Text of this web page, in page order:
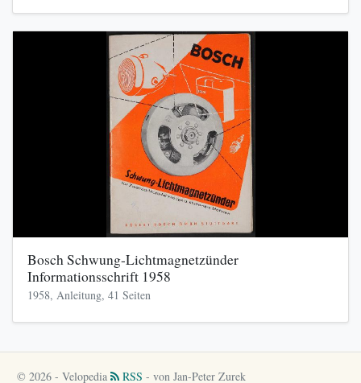
Bosch Schwung-Lichtmagnetzünder
Informationsschrift 1958
1958, Anleitung, 41 Seiten
© 2026 - Velopedia RSS - von Jan-Peter Zurek